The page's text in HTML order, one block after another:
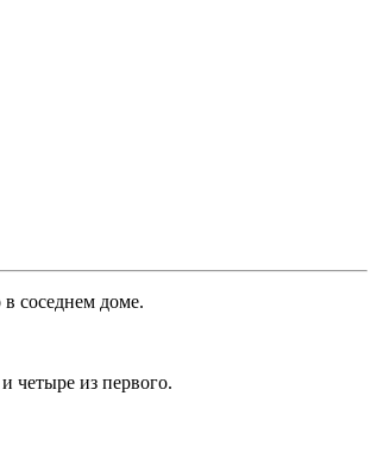
соседнем доме.
четыре из первого.